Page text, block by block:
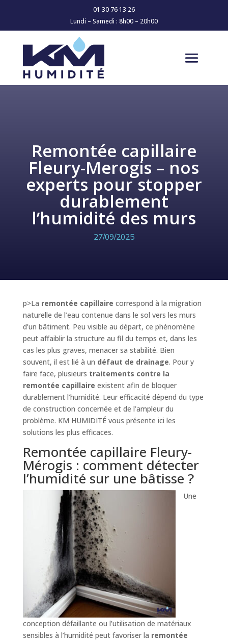
01 30 76 13 26
Lundi – Samedi : 8h00 – 20h00
Remontée capillaire
Fleury-Merogis – nos
experts pour stopper
durablement
l’humidité des murs
27/09/2025
p>La remontée capillaire correspond à la migration
naturelle de l’eau contenue dans le sol vers les murs
d’un bâtiment. Peu visible au départ, ce phénomène
peut affaiblir la structure au fil du temps et, dans les
cas les plus graves, menacer sa stabilité. Bien
souvent, il est lié à un défaut de drainage. Pour y
faire face, plusieurs traitements contre la
remontée capillaire existent afin de bloquer
durablement l’humidité. Leur efficacité dépend du type
de construction concernée et de l’ampleur du
problème. KM HUMIDITÉ vous présente ici les
solutions les plus efficaces.
Remontée capillaire Fleury-
Mérogis : comment détecter
l’humidité sur une bâtisse ?
Une
conception défaillante ou l’utilisation de matériaux
sensibles à l’humidité peut favoriser la remontée